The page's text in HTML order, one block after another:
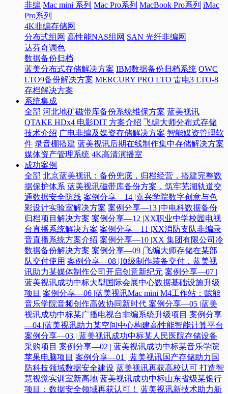
非编 Mac mini 系列 Mac Pro系列 MacBook Pro系列 iMac
Pro系列
4K非编存储网
分布式组网 高性能NAS组网 SAN 光纤非编网
达芬奇调色
数据备份归档
蓝美分布式存储解决方案 IBM数据备份归档系统 OWC
LTO9备份解决方案 MERCURY PRO LTO 雷电3 LTO-8
存档解决方案
系统集成
全部 河北地矿磁带库备份系统维保方案 蓝美视讯
QTAKE HDx4 电影DIT 方案介绍 飞编大师分布式存储
技术介绍 广电非编及媒资存储解决方案 智能媒资管理软
件 录音棚搭建 蓝美视讯后期在线制作集中存储解决方案
媒体资产管理系统 4K高清演播室
成功案例
全部 北京蓝美视讯：备份兜底，归档经营，搭建完整数
据保护体系 蓝美视讯磁带库备份方案，筑牢芜湖轨道交
通数据安全防线 案例分享—14 |嘉兴学院数字创意与色
彩设计实验室解决方案 案例分享—13 |中电科数据备份
归档项目解决方案 案例分享—12 |XX职业中学校园电视
台直播系统解决方案 案例分享—11 |XX消防支队非编录
音直播系统方案介绍 案例分享—10 |XX 集团有限公司冷
数据备份解决方案 案例分享—09 |飞编大师存储在某部
队交付使用 案例分享—08 |顶级制作装备交付，蓝美视
讯助力某媒体制作公司开启创意新纪元 案例分享—07 |
蓝美视讯成功中标大型国际会展中心数据基础设施升级
项目 案例分享—06 |蓝美视讯Mac mini M4工作站：赋能
音乐学院音频创作高效协同新时代​ 案例分享—05 |蓝美
视讯成功中标某广播电视台非编系统升级项目​ 案例分享
—04 |蓝美视讯助力某空间中心构建高性能智能计算平台​
案例分享—03 | 蓝美视讯成功中标某人民医院存储设备
采购项目 案例分享—02 | 蓝美视讯成功中标某音乐学院
苹果电脑项目 案例分享—01 | 蓝美视讯国产存储助力国
防科技领域数据安全建设 蓝美视讯再获高校认可 打造智
慧视觉实训室新高地 蓝美视讯成功中标山东省级某银行
项目：数据安全领域再获认可！
蓝美视讯新技术助力新